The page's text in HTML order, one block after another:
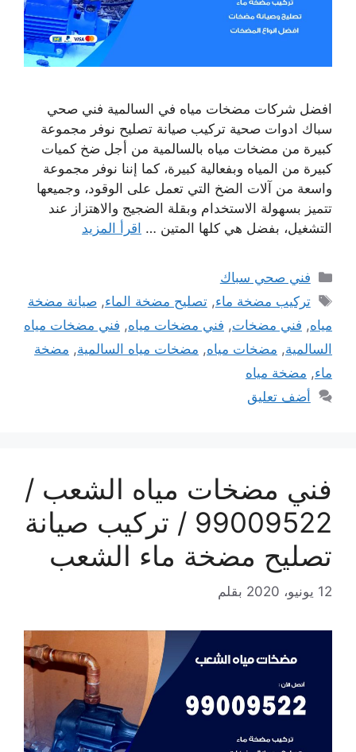
افضل شركات مضخات مياه في السالمية فني صحي
سباك ادوات صحية تركيب صيانة تصليح نوفر مجموعة
كبيرة من مضخات مياه بالسالمية من أجل ضخ كميات
كبيرة من المياه وبفعالية كبيرة، كما إننا نوفر مجموعة
واسعة من آلات الضخ التي تعمل على الوقود، وجميعها
تتميز بسهولة الاستخدام وبقلة الضجيج والاهتزاز عند
التشغيل، بفضل هي كلها المتين … اقرأ المزيد
التصنيفات
فني صحي سباك
الوسوم
تركيب مضخة ماء,تصليح مضخة الماء,صيانة مضخة
مياه, فني مضخات, فني مضخات مياه, فني مضخات مياه
السالمية, مضخات مياه, مضخات مياه السالمية, مضخة
ماء, مضخة مياه
أضف تعليق
فني مضخات مياه الشعب /
99009522 / تركيب صيانة
تصليح مضخة ماء الشعب
12 يونيو، 2020 بقلم